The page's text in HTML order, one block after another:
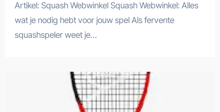
Artikel: Squash Webwinkel Squash Webwinkel: Alles
wat je nodig hebt voor jouw spel Als fervente
squashspeler weet je…